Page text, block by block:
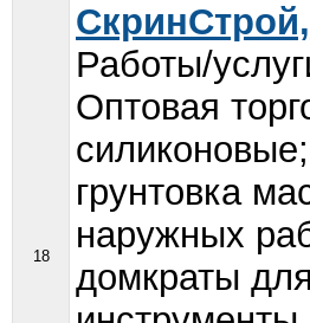
18
Работы/
Оптовая
грунтовка
наружных
домкраты